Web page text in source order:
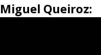
Miguel Queiroz: